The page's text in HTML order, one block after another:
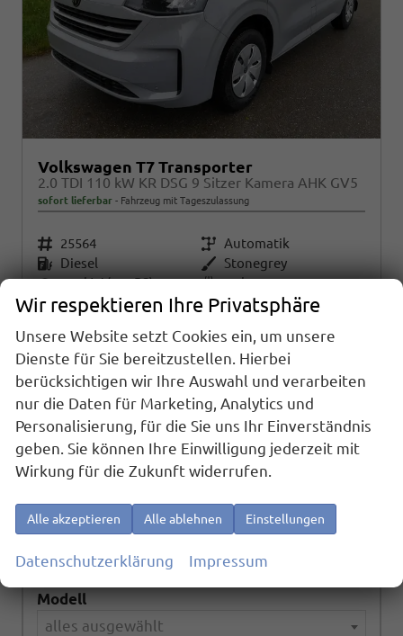
Volkswagen T7 Transporter
2.0 TDI 110 kW KR DSG 9 Sitzer Kamera AHK GV5
sofort lieferbar Fahrzeug mit Tageszulassung
Fahrzeugnr. 25564 Getriebe Automatik
Kraftstoff Diesel Außenfarbe Stonegrey
Leistung110 kW (150 PS) Kilometerstand10 km
01.04.2026
43.490,– €
incl. 19% MwSt.
Details
Verbrauch kombiniert:7,80 l/100km
CO 2 -Klasse: G
CO -Emissionen:205,00 g/km
Fahrzeugnr.
Marke
Modell
alles ausgewählt
Wir respektieren Ihre Privatsphäre
Unsere Website setzt Cookies ein, um unsere
Dienste für Sie bereitzustellen. Hierbei
berücksichtigen wir Ihre Auswahl und verarbeiten
nur die Daten für Marketing, Analytics und
Personalisierung, für die Sie uns Ihr Einverständnis
geben. Sie können Ihre Einwilligung jederzeit mit
Wirkung für die Zukunft widerrufen.
Alle akzeptieren Alle ablehnen Einstellungen
Datenschutzerklärung Impressum